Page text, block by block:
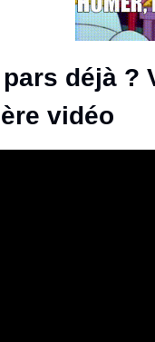
pars déjà ?
vidéo